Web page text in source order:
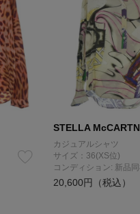
STELLA
カジュアルシャツ
サイズ：36(XS位)
コンディション: 新品
20,600円（税込）